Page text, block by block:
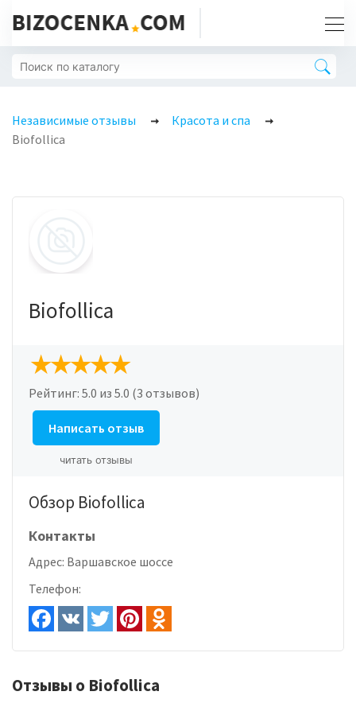
Независимые отзывы
Красота и спа
Biofollica
Biofollica
Рейтинг: 5.0 из 5.0 (3 отзывов)
Написать отзыв
читать отзывы
Обзор Biofollica
Контакты
Адрес: Варшавское шоссе
Телефон:
Отзывы о Biofollica